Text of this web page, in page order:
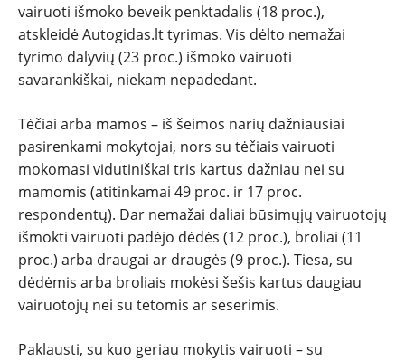
NAUJI
NAUDOTI
REPORTAŽAI
SPORTAS
PATARIMAI
ĮVAIRENYBĖS
vairuoti išmoko beveik penktadalis (18 proc.),
atskleidė Autogidas.lt tyrimas. Vis dėlto nemažai
tyrimo dalyvių (23 proc.) išmoko vairuoti
savarankiškai, niekam nepadedant.
Tėčiai arba mamos – iš šeimos narių dažniausiai
pasirenkami mokytojai, nors su tėčiais vairuoti
mokomasi vidutiniškai tris kartus dažniau nei su
mamomis (atitinkamai 49 proc. ir 17 proc.
respondentų). Dar nemažai daliai būsimųjų vairuotojų
išmokti vairuoti padėjo dėdės (12 proc.), broliai (11
proc.) arba draugai ar draugės (9 proc.). Tiesa, su
dėdėmis arba broliais mokėsi šešis kartus daugiau
vairuotojų nei su tetomis ar seserimis.
Paklausti, su kuo geriau mokytis vairuoti – su